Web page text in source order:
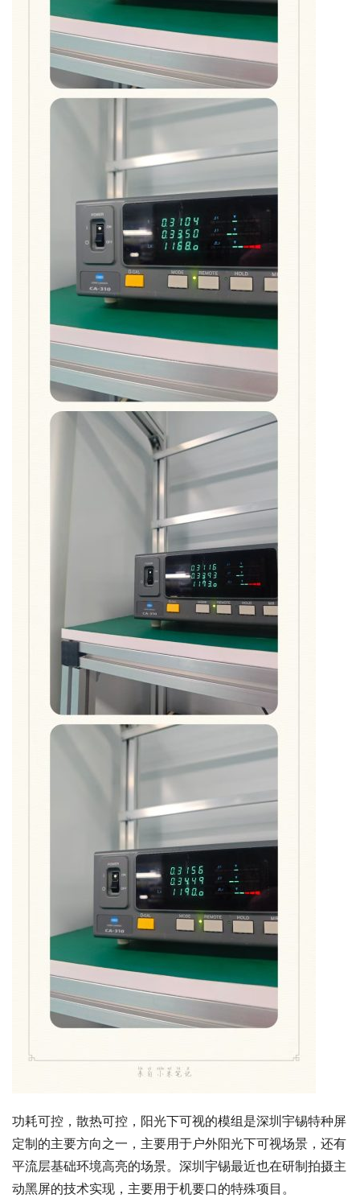
功耗可控，散热可控，阳光下可视的模组是深圳宇锡特种屏
定制的主要方向之一，主要用于户外阳光下可视场景，还有
平流层基础环境高亮的场景。深圳宇锡最近也在研制拍摄主
动黑屏的技术实现，主要用于机要口的特殊项目。